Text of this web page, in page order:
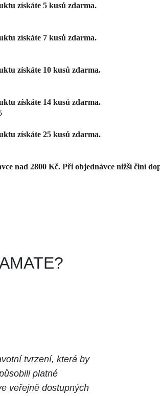
získáte 5 kusů zdarma.
získáte 7 kusů zdarma.
získáte 10 kusů zdarma.
získáte 14 kusů zdarma.
získáte 25 kusů zdarma.
nad 2800 Kč. Při objednávce nižší činí
tvrzení, která by
platné
veřejně dostupných